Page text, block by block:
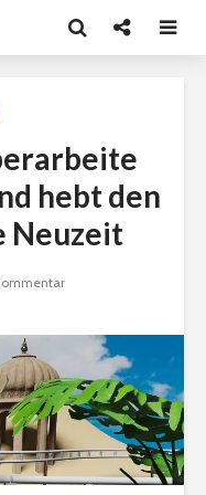
hebt den
Neuzeit